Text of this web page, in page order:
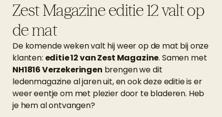
Zest Magazine editie 12 valt op
de mat
De komende weken valt hij weer op de mat bij onze
klanten: editie 12 van Zest Magazine. Samen met
NH1816 Verzekeringen brengen we dit
ledenmagazine al jaren uit, en ook deze editie is er
weer eentje om met plezier door te bladeren. Heb
je hem al ontvangen?